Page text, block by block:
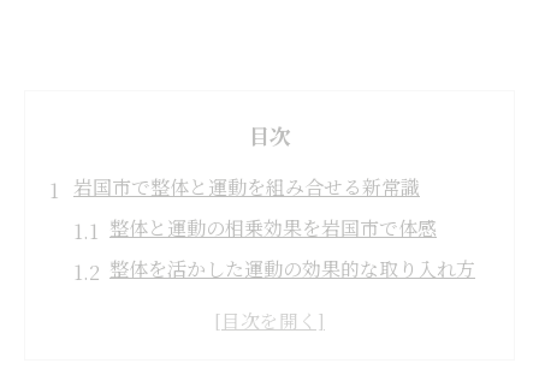
目次
岩国市で整体と運動を組み合せる新常識
整体と運動の相乗効果を岩国市で体感
整体を活かした運動の効果的な取り入れ方
岩国市で整体と運動が注目される理由とは